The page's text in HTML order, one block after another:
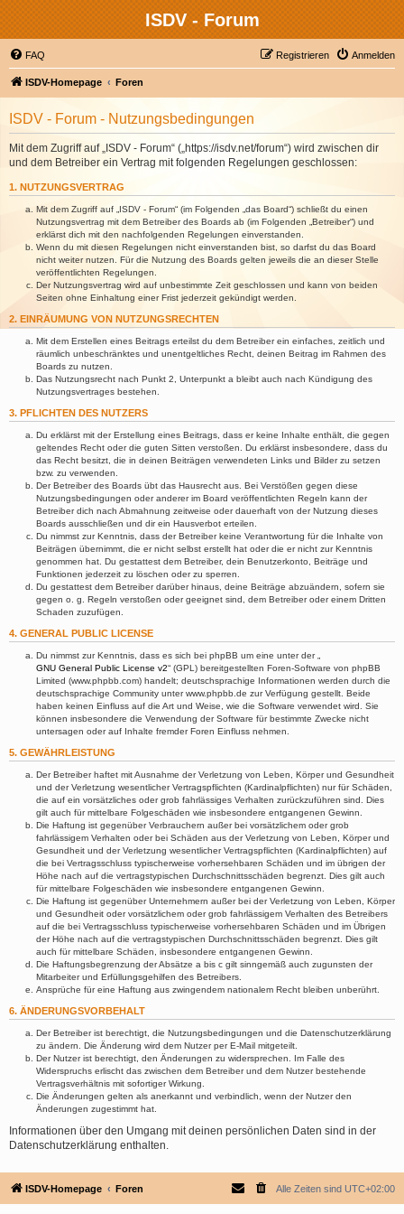
ISDV - Forum
FAQ Anmelden
Registrieren
ISDV-Homepage Foren
ISDV - Forum - Nutzungsbedingungen
Mit dem Zugriff auf „ISDV - Forum“ („https://isdv.net/forum“) wird zwischen dir
und dem Betreiber ein Vertrag mit folgenden Regelungen geschlossen:
1. NUTZUNGSVERTRAG
Mit dem Zugriff auf „ISDV - Forum“ (im Folgenden „das Board“) schließt du einen
Nutzungsvertrag mit dem Betreiber des Boards ab (im Folgenden „Betreiber“) und
erklärst dich mit den nachfolgenden Regelungen einverstanden.
Wenn du mit diesen Regelungen nicht einverstanden bist, so darfst du das Board
nicht weiter nutzen. Für die Nutzung des Boards gelten jeweils die an dieser Stelle
veröffentlichten Regelungen.
Der Nutzungsvertrag wird auf unbestimmte Zeit geschlossen und kann von beiden
Seiten ohne Einhaltung einer Frist jederzeit gekündigt werden.
2. EINRÄUMUNG VON NUTZUNGSRECHTEN
Mit dem Erstellen eines Beitrags erteilst du dem Betreiber ein einfaches, zeitlich und
räumlich unbeschränktes und unentgeltliches Recht, deinen Beitrag im Rahmen des
Boards zu nutzen.
Das Nutzungsrecht nach Punkt 2, Unterpunkt a bleibt auch nach Kündigung des
Nutzungsvertrages bestehen.
3. PFLICHTEN DES NUTZERS
Du erklärst mit der Erstellung eines Beitrags, dass er keine Inhalte enthält, die gegen
geltendes Recht oder die guten Sitten verstoßen. Du erklärst insbesondere, dass du
das Recht besitzt, die in deinen Beiträgen verwendeten Links und Bilder zu setzen
bzw. zu verwenden.
Der Betreiber des Boards übt das Hausrecht aus. Bei Verstößen gegen diese
Nutzungsbedingungen oder anderer im Board veröffentlichten Regeln kann der
Betreiber dich nach Abmahnung zeitweise oder dauerhaft von der Nutzung dieses
Boards ausschließen und dir ein Hausverbot erteilen.
Du nimmst zur Kenntnis, dass der Betreiber keine Verantwortung für die Inhalte von
Beiträgen übernimmt, die er nicht selbst erstellt hat oder die er nicht zur Kenntnis
genommen hat. Du gestattest dem Betreiber, dein Benutzerkonto, Beiträge und
Funktionen jederzeit zu löschen oder zu sperren.
Du gestattest dem Betreiber darüber hinaus, deine Beiträge abzuändern, sofern sie
gegen o. g. Regeln verstoßen oder geeignet sind, dem Betreiber oder einem Dritten
Schaden zuzufügen.
4. GENERAL PUBLIC LICENSE
Du nimmst zur Kenntnis, dass es sich bei phpBB um eine unter der „
GNU General Public License v2“ (GPL) bereitgestellten Foren-Software von phpBB
Limited (www.phpbb.com) handelt; deutschsprachige Informationen werden durch die
deutschsprachige Community unter www.phpbb.de zur Verfügung gestellt. Beide
haben keinen Einfluss auf die Art und Weise, wie die Software verwendet wird. Sie
können insbesondere die Verwendung der Software für bestimmte Zwecke nicht
untersagen oder auf Inhalte fremder Foren Einfluss nehmen.
5. GEWÄHRLEISTUNG
Der Betreiber haftet mit Ausnahme der Verletzung von Leben, Körper und Gesundheit
und der Verletzung wesentlicher Vertragspflichten (Kardinalpflichten) nur für Schäden,
die auf ein vorsätzliches oder grob fahrlässiges Verhalten zurückzuführen sind. Dies
gilt auch für mittelbare Folgeschäden wie insbesondere entgangenen Gewinn.
Die Haftung ist gegenüber Verbrauchern außer bei vorsätzlichem oder grob
fahrlässigem Verhalten oder bei Schäden aus der Verletzung von Leben, Körper und
Gesundheit und der Verletzung wesentlicher Vertragspflichten (Kardinalpflichten) auf
die bei Vertragsschluss typischerweise vorhersehbaren Schäden und im übrigen der
Höhe nach auf die vertragstypischen Durchschnittsschäden begrenzt. Dies gilt auch
für mittelbare Folgeschäden wie insbesondere entgangenen Gewinn.
Die Haftung ist gegenüber Unternehmern außer bei der Verletzung von Leben, Körper
und Gesundheit oder vorsätzlichem oder grob fahrlässigem Verhalten des Betreibers
auf die bei Vertragsschluss typischerweise vorhersehbaren Schäden und im Übrigen
der Höhe nach auf die vertragstypischen Durchschnittsschäden begrenzt. Dies gilt
auch für mittelbare Schäden, insbesondere entgangenen Gewinn.
Die Haftungsbegrenzung der Absätze a bis c gilt sinngemäß auch zugunsten der
Mitarbeiter und Erfüllungsgehilfen des Betreibers.
Ansprüche für eine Haftung aus zwingendem nationalem Recht bleiben unberührt.
6. ÄNDERUNGSVORBEHALT
Der Betreiber ist berechtigt, die Nutzungsbedingungen und die Datenschutzerklärung
zu ändern. Die Änderung wird dem Nutzer per E-Mail mitgeteilt.
Der Nutzer ist berechtigt, den Änderungen zu widersprechen. Im Falle des
Widerspruchs erlischt das zwischen dem Betreiber und dem Nutzer bestehende
Vertragsverhältnis mit sofortiger Wirkung.
Die Änderungen gelten als anerkannt und verbindlich, wenn der Nutzer den
Änderungen zugestimmt hat.
Informationen über den Umgang mit deinen persönlichen Daten sind in der
Datenschutzerklärung enthalten.
ISDV-Homepage Foren Alle Zeiten sind UTC+02:00